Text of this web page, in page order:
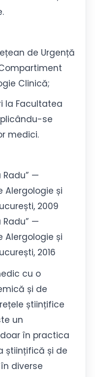
de Urgență
Clinică;
la Facultatea
se
medici.
Radu” —
Alergologie și
2009
Radu” —
Alergologie și
2016
cu o
și de
științifice
un
în practica
științifică și de
diverse